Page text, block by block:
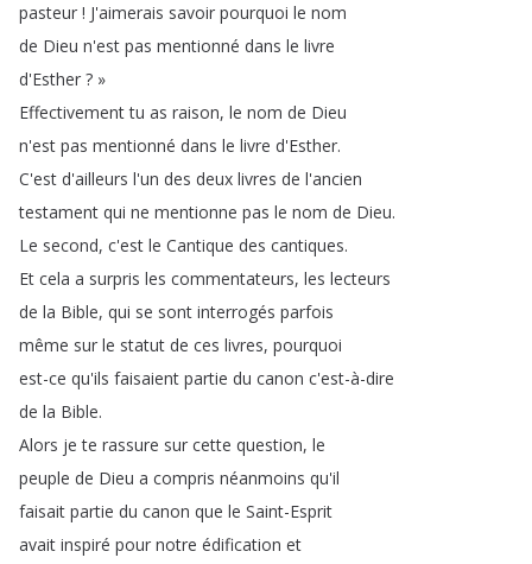
pasteur ! J'aimerais savoir pourquoi le nom
de Dieu n'est pas mentionné dans le livre
d'Esther ? »
Effectivement tu as raison, le nom de Dieu
n'est pas mentionné dans le livre d'Esther.
C'est d'ailleurs l'un des deux livres de l'ancien
testament qui ne mentionne pas le nom de Dieu.
Le second, c'est le Cantique des cantiques.
Et cela a surpris les commentateurs, les lecteurs
de la Bible, qui se sont interrogés parfois
même sur le statut de ces livres, pourquoi
est-ce qu'ils faisaient partie du canon c'est-à-dire
de la Bible.
Alors je te rassure sur cette question, le
peuple de Dieu a compris néanmoins qu'il
faisait partie du canon que le Saint-Esprit
avait inspiré pour notre édification et